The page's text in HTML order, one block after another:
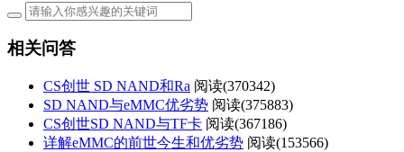
相关问答
CS创世 SD NAND和Ra 阅读(370342)
SD NAND与eMMC优劣势 阅读(375883)
CS创世SD NAND与TF卡 阅读(367186)
详解eMMC的前世今生和优劣势 阅读(153566)